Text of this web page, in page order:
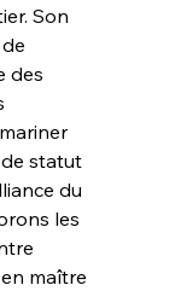
Son
des
statut
du
les
maître